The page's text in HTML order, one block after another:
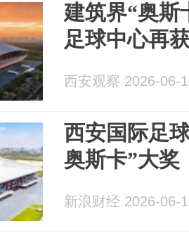
建筑界“奥斯
足球中心再
西安观察 2026-06-
西安国际足
奥斯卡”大奖
新浪财经 2026-06-